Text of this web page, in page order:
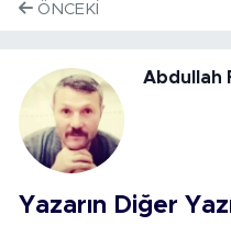
ÖNCEKI
Abdullah
Yazarın Diğer